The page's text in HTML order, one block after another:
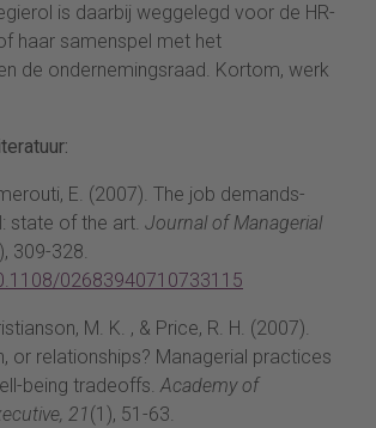
is daarbij weggelegd voor de HR-
haar samenspel met het
de ondernemingsraad. Kortom, werk
E. (2007). The job demands-
state of the art. Journal of Managerial
309-328.
02683940710733115
M. K. , & Price, R. H. (2007).
or relationships? Managerial practices
being tradeoffs. Academy of
21 (1), 51-63.